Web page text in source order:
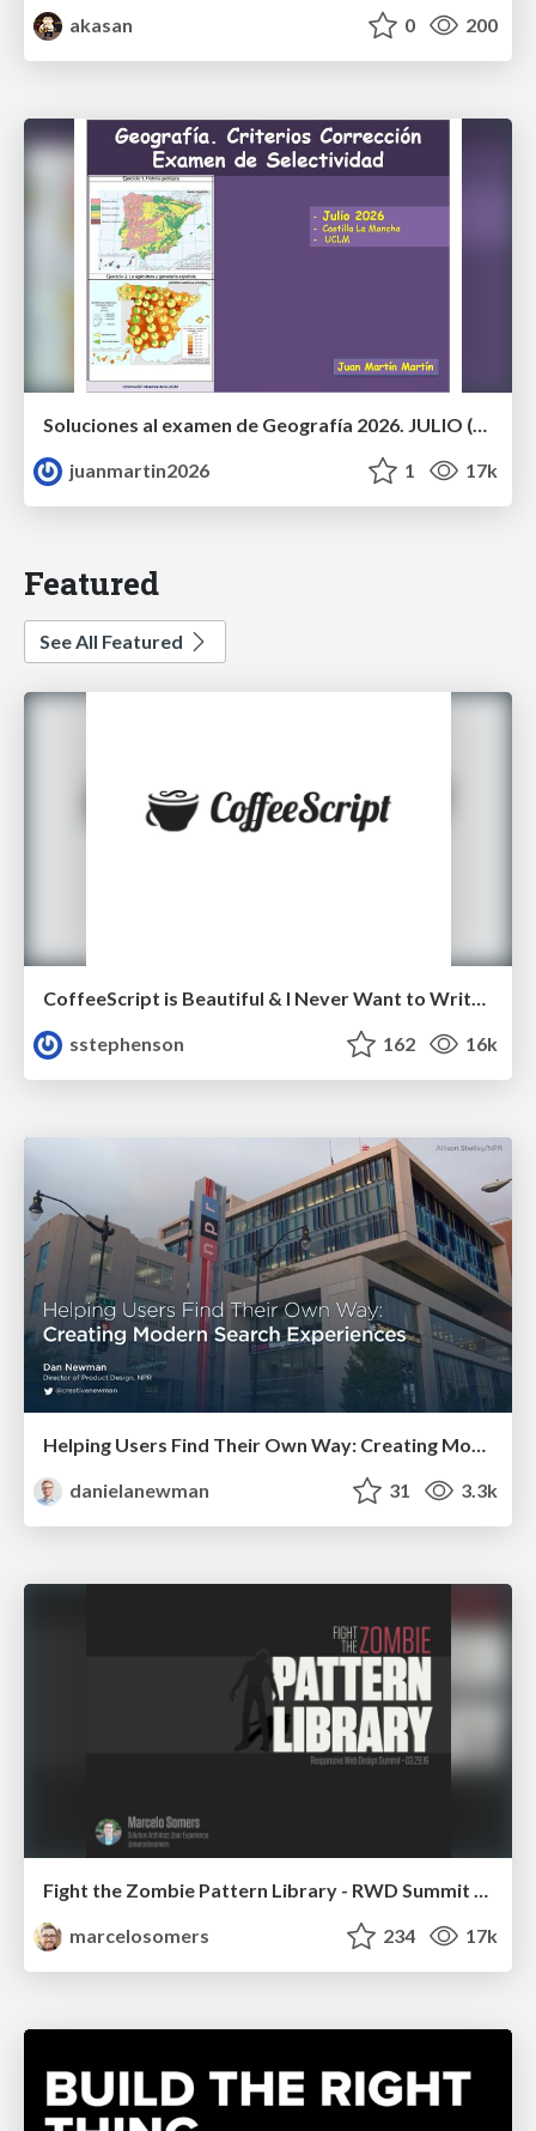
akasan
0 200
Soluciones al examen de Geografía 2026. JULIO (Convocatoria Extraordinaria)
juanmartin2026
1 17k
Featured
See All Featured
CoffeeScript is Beautiful & I Never Want to Write Plain JavaScript Again
sstephenson
162 16k
Helping Users Find Their Own Way: Creating Modern Search Experiences
danielanewman
31 3.3k
Fight the Zombie Pattern Library - RWD Summit 2016
marcelosomers
234 17k